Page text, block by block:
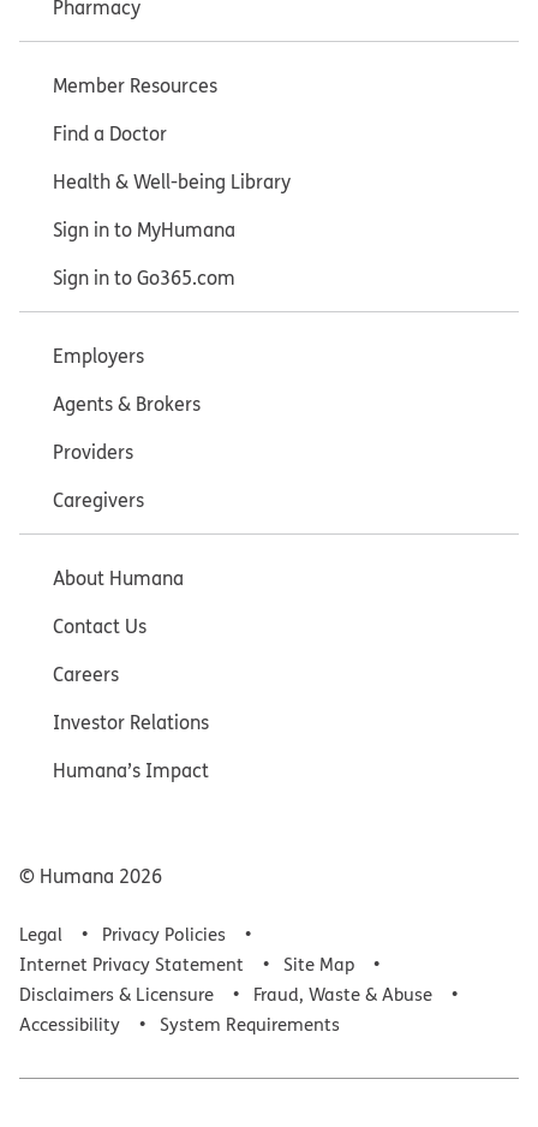
Pharmacy
Member Resources
Find a Doctor
Health & Well-being Library
Sign in to MyHumana
Sign in to Go365.com
Employers
Agents & Brokers
Providers
Caregivers
About Humana
Contact Us
Careers
Investor Relations
Humana’s Impact
© Humana 2026
Legal
Privacy Policies
Internet Privacy Statement
Site Map
Disclaimers & Licensure
Fraud, Waste & Abuse
Accessibility
System Requirements